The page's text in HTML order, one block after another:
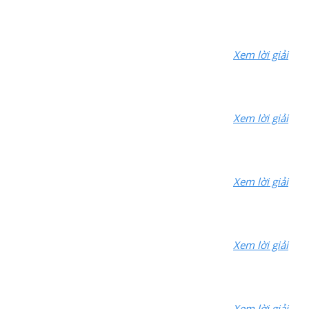
Xem lời giải
Xem lời giải
Xem lời giải
Xem lời giải